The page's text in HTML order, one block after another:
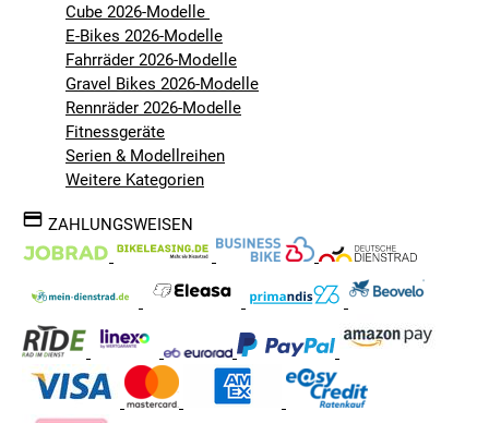
Cube 2026-Modelle
E-Bikes 2026-Modelle
Fahrräder 2026-Modelle
Gravel Bikes 2026-Modelle
Rennräder 2026-Modelle
Fitnessgeräte
Serien & Modellreihen
Weitere Kategorien
ZAHLUNGSWEISEN